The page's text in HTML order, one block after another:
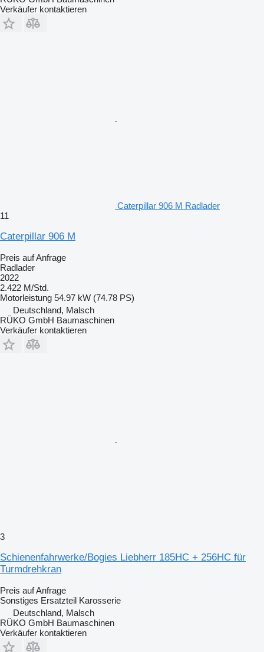
Verkäufer kontaktieren
Caterpillar 906 M Radlader
11
Caterpillar 906 M
Preis auf Anfrage
Radlader
2022
2.422 M/Std.
Motorleistung 54.97 kW (74.78 PS)
Deutschland, Malsch
RÜKO GmbH Baumaschinen
Verkäufer kontaktieren
3
Schienenfahrwerke/Bogies Liebherr 185HC + 256HC für
Turmdrehkran
Preis auf Anfrage
Sonstiges Ersatzteil Karosserie
Deutschland, Malsch
RÜKO GmbH Baumaschinen
Verkäufer kontaktieren